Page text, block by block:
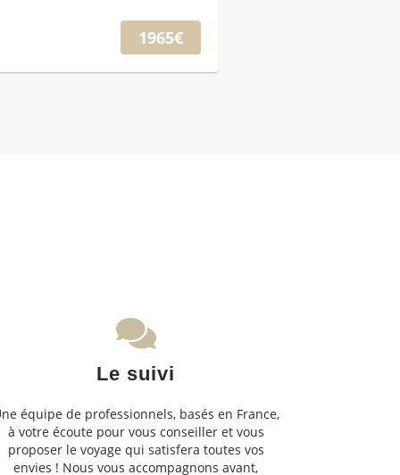
1965€
Le suivi
équipe de professionnels, basés en France,
à votre écoute pour vous conseiller et vous
proposer le voyage qui satisfera toutes vos
envies ! Nous vous accompagnons avant,